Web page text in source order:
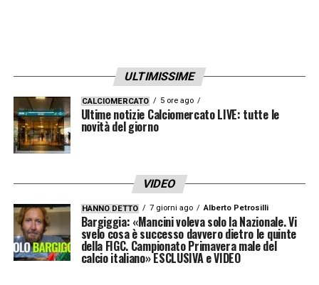
ULTIMISSIME
CALCIOMERCATO 5 ore ago
Ultime notizie Calciomercato LIVE: tutte le
novità del giorno
VIDEO
HANNO DETTO 7 giorni ago Alberto Petrosilli
Bargiggia: «Mancini voleva solo la Nazionale. Vi
svelo cosa è successo davvero dietro le quinte
della FIGC. Campionato Primavera male del
calcio italiano» ESCLUSIVA e VIDEO